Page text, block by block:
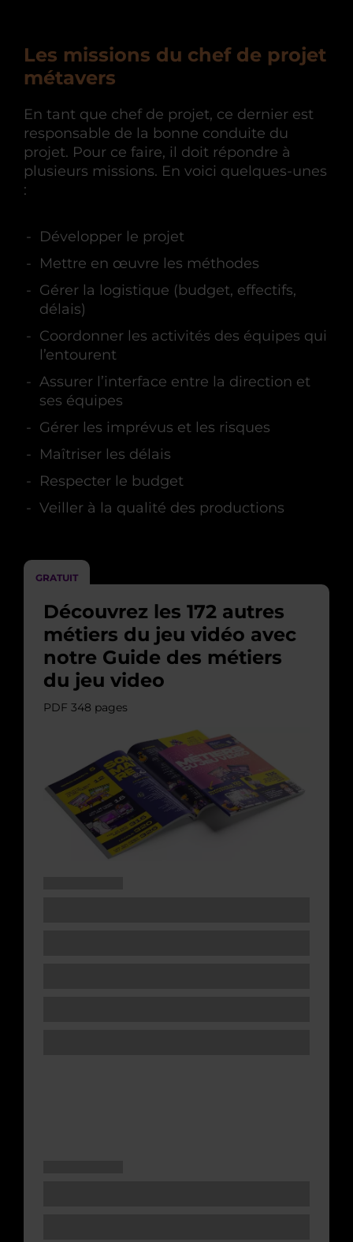
Les missions du chef de projet
métavers
En tant que chef de projet, ce dernier est
responsable de la bonne conduite du
projet. Pour ce faire, il doit répondre à
plusieurs missions. En voici quelques-unes
:
Développer le projet
Mettre en œuvre les méthodes
Gérer la logistique (budget, effectifs,
délais)
Coordonner les activités des équipes qui
l’entourent
Assurer l’interface entre la direction et
ses équipes
Gérer les imprévus et les risques
Maîtriser les délais
Respecter le budget
Veiller à la qualité des productions
GRATUIT
Découvrez les 172 autres
métiers du jeu vidéo avec
notre Guide des métiers
du jeu video
PDF 348 pages